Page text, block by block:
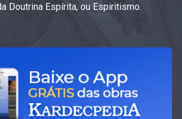
Doutrina Espírita, ou Espiritismo.